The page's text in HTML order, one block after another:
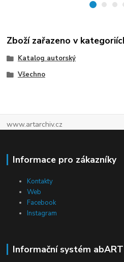
Zboží zařazeno v
Katalog autorský
Všechno
www.artarchiv.cz
Informace pro zákazníky
Kontakty
Web
Facebook
Instagram
Informační systém abART